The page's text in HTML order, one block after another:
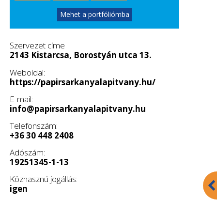
Mehet a portfóliómba
Szervezet címe
2143 Kistarcsa, Borostyán utca 13.
Weboldal:
https://papirsarkanyalapitvany.hu/
E-mail:
info@papirsarkanyalapitvany.hu
Telefonszám:
+36 30 448 2408
Adószám:
19251345-1-13
Közhasznú jogállás:
igen